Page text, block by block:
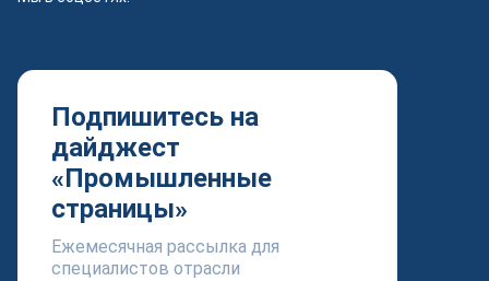
Подпишитесь на
дайджест
«Промышленные
страницы»
Ежемесячная рассылка для
специалистов отрасли